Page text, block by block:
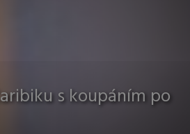
s koupáním po